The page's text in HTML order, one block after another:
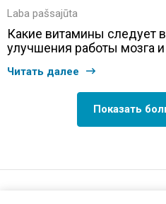
Laba pašsajūta
Какие витамины следует
улучшения работы мозга
Читать далее
Показать